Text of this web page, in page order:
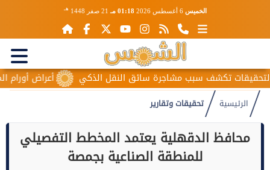
الخميس 6 أغسطس 2026 01:18 مـ 21 صفر 1448 هـ
أعراض أورام المبيض تكشف سبب مشاجرة سائق النقل الذكي
الرئيسية تحقيقات وتقارير
محافظ الدقهلية يعتمد المخطط التفصيلي
للمنطقة الصناعية بجمصة